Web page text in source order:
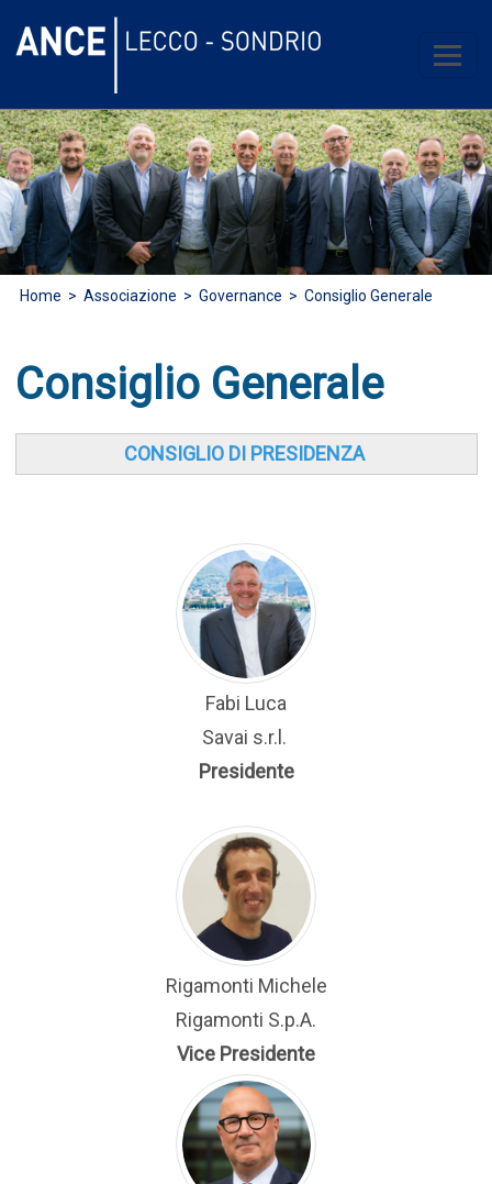
Home > Associazione > Governance > Consiglio Generale
Consiglio Generale
CONSIGLIO DI PRESIDENZA
Fabi Luca
Savai s.r.l.
Presidente
Rigamonti Michele
Rigamonti S.p.A.
Vice Presidente